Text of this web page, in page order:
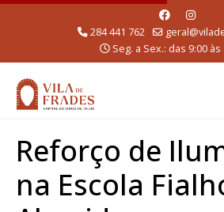
284 441 762
Seg. a Sex.: das 9:00 às
Reforço de
na Escola